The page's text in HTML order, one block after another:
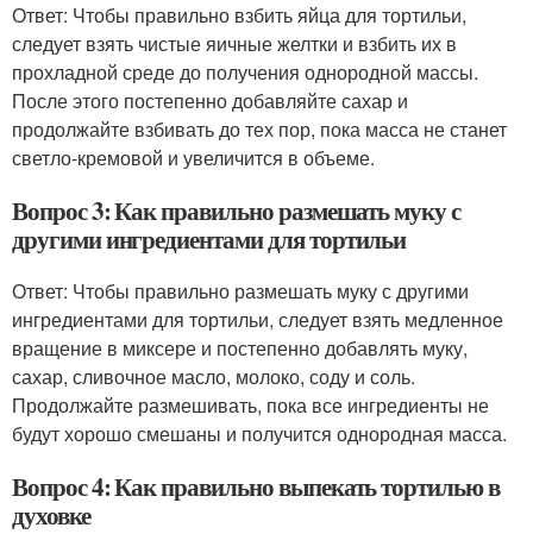
Ответ: Чтобы правильно взбить яйца для тортильи,
следует взять чистые яичные желтки и взбить их в
прохладной среде до получения однородной массы.
После этого постепенно добавляйте сахар и
продолжайте взбивать до тех пор, пока масса не станет
светло-кремовой и увеличится в объеме.
Вопрос 3: Как правильно размешать муку с
другими ингредиентами для тортильи
Ответ: Чтобы правильно размешать муку с другими
ингредиентами для тортильи, следует взять медленное
вращение в миксере и постепенно добавлять муку,
сахар, сливочное масло, молоко, соду и соль.
Продолжайте размешивать, пока все ингредиенты не
будут хорошо смешаны и получится однородная масса.
Вопрос 4: Как правильно выпекать тортилью в
духовке